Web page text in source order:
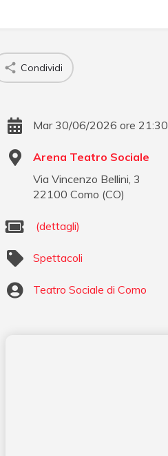
Condividi
Mar 30/06/2026 ore 21:30
Arena Teatro Sociale
Via Vincenzo Bellini, 3
22100 Como (CO)
(dettagli)
Spettacoli
Teatro Sociale di Como